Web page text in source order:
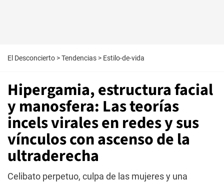
El Desconcierto >Tendencias > Estilo-de-vida
Hipergamia, estructura facial
y manosfera: Las teorías
incels virales en redes y sus
vínculos con ascenso de la
ultraderecha
Celibato perpetuo, culpa de las mujeres y una